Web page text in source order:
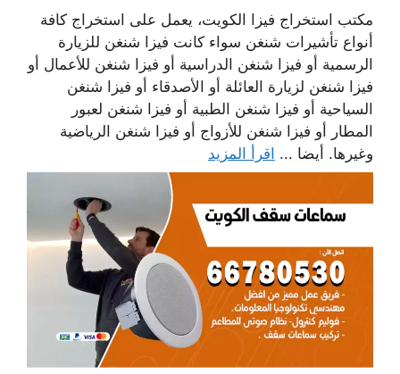
مكتب استخراج فيزا الكويت، يعمل على استخراج كافة
أنواع تأشيرات شنغن سواء كانت فيزا شنغن للزيارة
الرسمية أو فيزا شنغن الدراسية أو فيزا شنغن للأعمال أو
فيزا شنغن لزيارة العائلة أو الأصدقاء أو فيزا شنغن
السياحية أو فيزا شنغن الطبية أو فيزا شنغن لعبور
المطار أو فيزا شنغن للأزواج أو فيزا شنغن الرياضية
وغيرها. أيضا ... اقرأ المزيد